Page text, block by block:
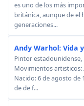
es uno de los más
británica, aunque de el
generaciones...
Andy Warhol: Vida
Pintor
Movimientos artisticos:
Nacido: 6 de agosto de
de de f...